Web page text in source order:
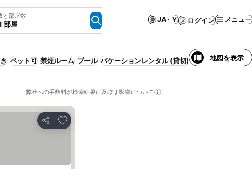
と部屋数
部屋
JA · ￥ ログイン メニュー
ペット可 禁煙ルーム プール バケーションレンタル (貸切) リゾート キッチン
地図を表示
弊社への手数料が検索結果に及ぼす影響について
シェア
お気に入りに追加